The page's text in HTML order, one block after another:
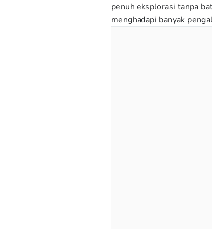
penuh eksplorasi tanpa
menghadapi banyak